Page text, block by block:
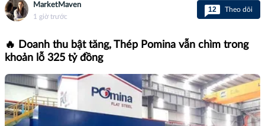
MarketMaven
1 giờ trước
12 Theo dõi
🔥 Doanh thu bật tăng, Thép Pomina vẫn chìm trong
khoản lỗ 325 tỷ đồng